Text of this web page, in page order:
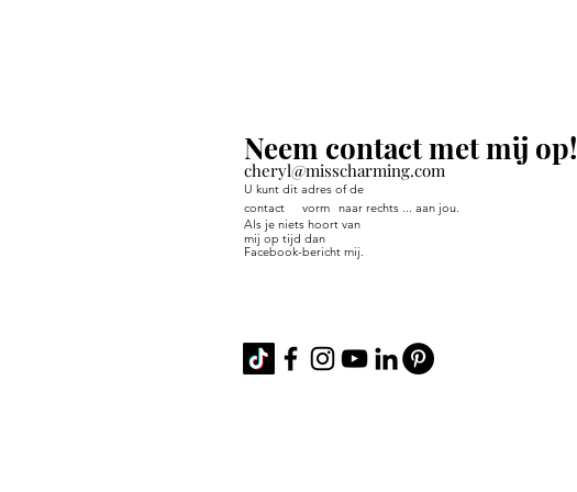
Neem contact met mij op!
cheryl@misscharming.com
U kunt dit adres of de
contact
vorm naar rechts ... aan jou.
Als je niets hoort van
mij op tijd dan
Facebook-bericht mij.